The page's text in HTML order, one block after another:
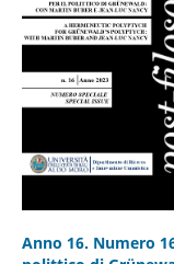
Anno 16. Numero